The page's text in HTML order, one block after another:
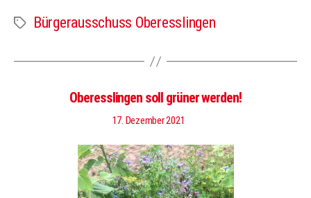
Schlagwörter
Bürgerausschuss Oberesslingen
Oberesslingen soll grüner werden!
17. Dezember 2021